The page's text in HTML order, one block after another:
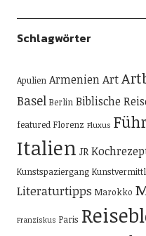
Schlagwörter
Apulien ArmenienArt
Basel Berlin Biblische
featured Florenz Fluxus
Italien JR
Kunstspaziergang
Literaturtipps Marokko
Franziskus Paris